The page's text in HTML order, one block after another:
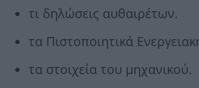
τι δηλώσεις αυθαιρέτων.
τα Πιστοποιητικά
τα στοιχεία του μηχανικού.